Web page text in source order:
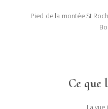
Pied de la montée St
Ce que
La